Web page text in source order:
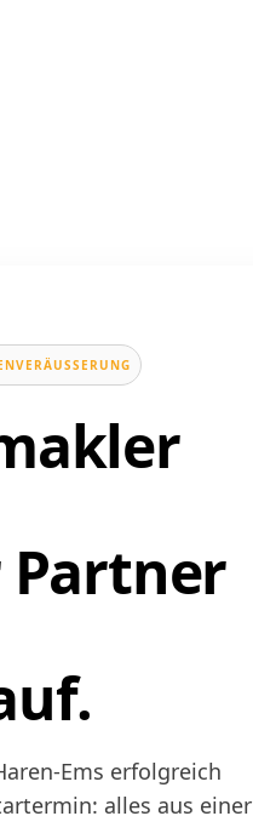
Ems erfolgreich
alles aus einer